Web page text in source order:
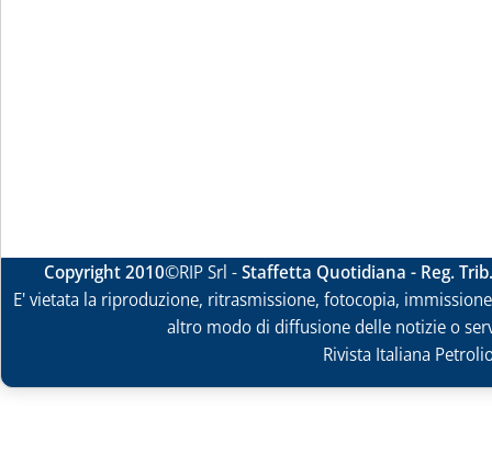
Copyright 2010©RIP Srl -Staffetta Quotidiana - Reg.
E' vietata la riproduzione, ritrasmissione, fotocopia,
altro modo di diffusione delle notizie o
Rivista Italiana